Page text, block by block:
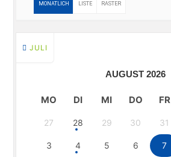
MONATLICH LISTE RASTER
JULI
AUGUST 2026
MO DI MI DO FR
27 28 29 30 31
3 4 5 6 7